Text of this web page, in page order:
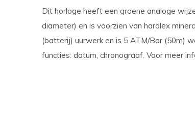
Dit horloge heeft een groene analoge
diameter) en is voorzien van hardlex
(batterij) uurwerk en is 5 ATM/Bar (50m)
functies: datum, chronograaf. Voor meer